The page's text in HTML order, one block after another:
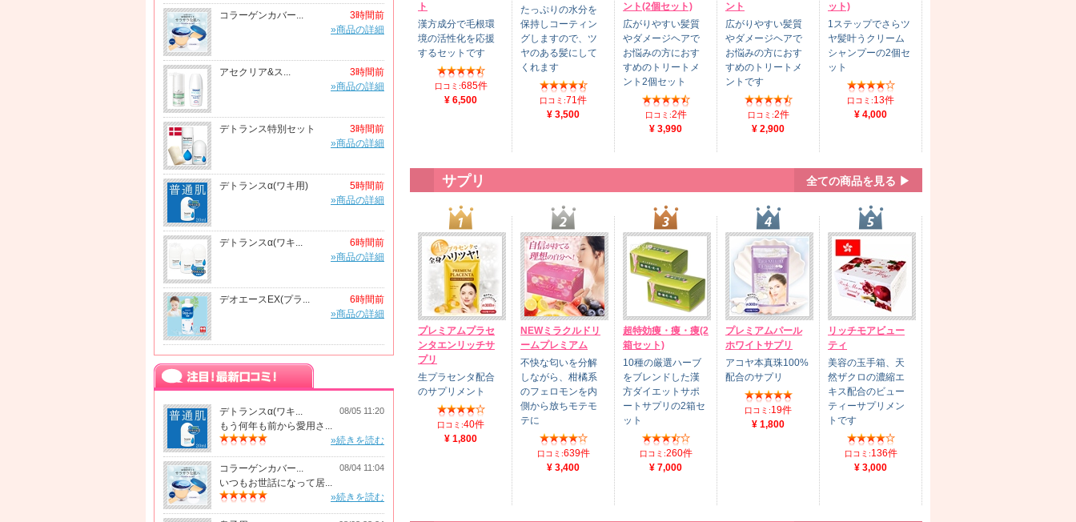
コラーゲンカバー...
3時間前
»商品の詳細
アセクリア&ス...
3時間前
»商品の詳細
デトランス特別セット
3時間前
»商品の詳細
デトランスα(ワキ用)
5時間前
»商品の詳細
デトランスα(ワキ...
6時間前
»商品の詳細
デオエースEX(プラ...
6時間前
»商品の詳細
デトランスα(ワキ... 08/05 11:20
もう何年も前から愛用さ...
»続きを読む
コラーゲンカバー... 08/04 11:04
いつもお世話になって居...
»続きを読む
ト
漢方成分で毛根環
境の活性化を応援
するセットです
口コミ:685件
¥ 6,500
たっぷりの水分を
保持しコーティン
グしますので、ツ
ヤのある髪にして
くれます
口コミ:71件
¥ 3,500
ント(2個セット)
広がりやすい髪質
やダメージヘアで
お悩みの方におす
すめのトリートメ
ント2個セット
口コミ:2件
¥ 3,990
ント
広がりやすい髪質
やダメージヘアで
お悩みの方におす
すめのトリートメ
ントです
口コミ:2件
¥ 2,900
ット)
1ステップでさらツ
ヤ髪叶うクリーム
シャンプーの2個セ
ット
口コミ:13件
¥ 4,000
サプリ 全ての商品を見る ▶
プレミアムプラセ
ンタエンリッチサ
プリ
生プラセンタ配合
のサプリメント
口コミ:40件
¥ 1,800
NEWミラクルドリ
ームプレミアム
不快な匂いを分解
しながら、柑橘系
のフェロモンを内
側から放ちモテモ
テに
口コミ:639件
¥ 3,400
超特効痩・痩・痩(2
箱セット)
10種の厳選ハーブ
をブレンドした漢
方ダイエットサポ
ートサプリの2箱セ
ット
口コミ:260件
¥ 7,000
プレミアムパール
ホワイトサプリ
アコヤ本真珠100%
配合のサプリ
口コミ:19件
¥ 1,800
リッチモアビュー
ティ
美容の玉手箱、天
然ザクロの濃縮エ
キス配合のビュー
ティーサプリメン
トです
口コミ:136件
¥ 3,000